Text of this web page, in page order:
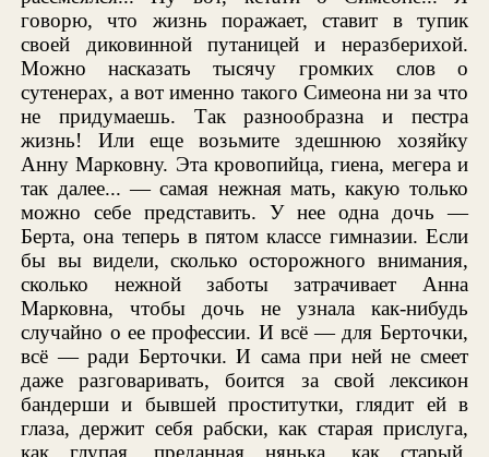
говорю, что жизнь поражает, ставит в тупик
своей диковинной путаницей и неразберихой.
Можно насказать тысячу громких слов о
сутенерах, а вот именно такого Симеона ни за что
не придумаешь. Так разнообразна и пестра
жизнь! Или еще возьмите здешнюю хозяйку
Анну Марковну. Эта кровопийца, гиена, мегера и
так далее... — самая нежная мать, какую только
можно себе представить. У нее одна дочь —
Берта, она теперь в пятом классе гимназии. Если
бы вы видели, сколько осторожного внимания,
сколько нежной заботы затрачивает Анна
Марковна, чтобы дочь не узнала как-нибудь
случайно о ее профессии. И всё — для Берточки,
всё — ради Берточки. И сама при ней не смеет
даже разговаривать, боится за свой лексикон
бандерши и бывшей проститутки, глядит ей в
глаза, держит себя рабски, как старая прислуга,
как глупая, преданная нянька, как старый,